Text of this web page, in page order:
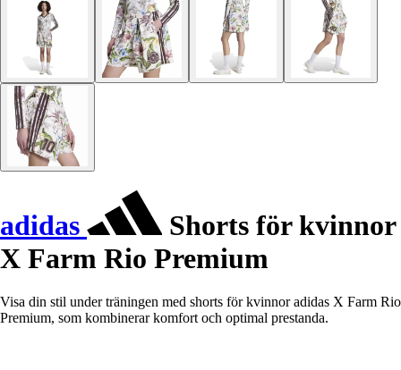
adidas
Shorts för kvinnor
X Farm Rio Premium
Visa din stil under träningen med shorts för kvinnor adidas X Farm Rio
Premium, som kombinerar komfort och optimal prestanda.